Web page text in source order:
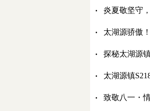
· 炎夏敬坚守
· 太湖源骄傲
· 探秘太湖源
· 太湖源镇
· 致敬八一・